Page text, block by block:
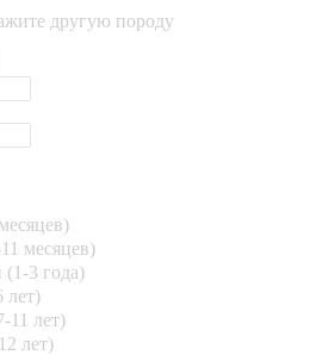
другую породу
месяцев)
3 года)
лет)
11 лет)
лет)